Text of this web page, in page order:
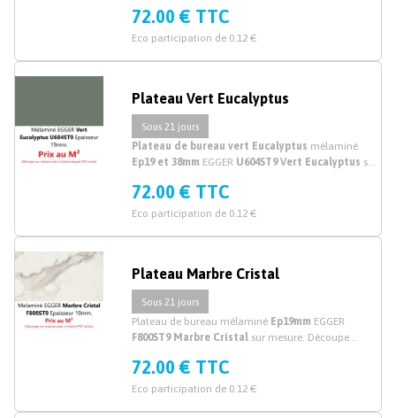
72.00 € TTC
Eco participation de 0.12 €
Sous 21 jours
Plateau Vert Eucalyptus
Plateau de bureau vert Eucalyptus mélaminé
Ep19 et 38mm EGGER U604ST9 Vert Eucalyptus sur
mélaminé vert sur mesure en ligne.
72.00 € TTC
Eco participation de 0.12 €
Sous 21 jours
Plateau Marbre Cristal
Plateau de bureau mélaminé Ep19mm EGGER
F800ST9 Marbre Cristal sur mesure. Découpe
72.00 € TTC
Eco participation de 0.12 €